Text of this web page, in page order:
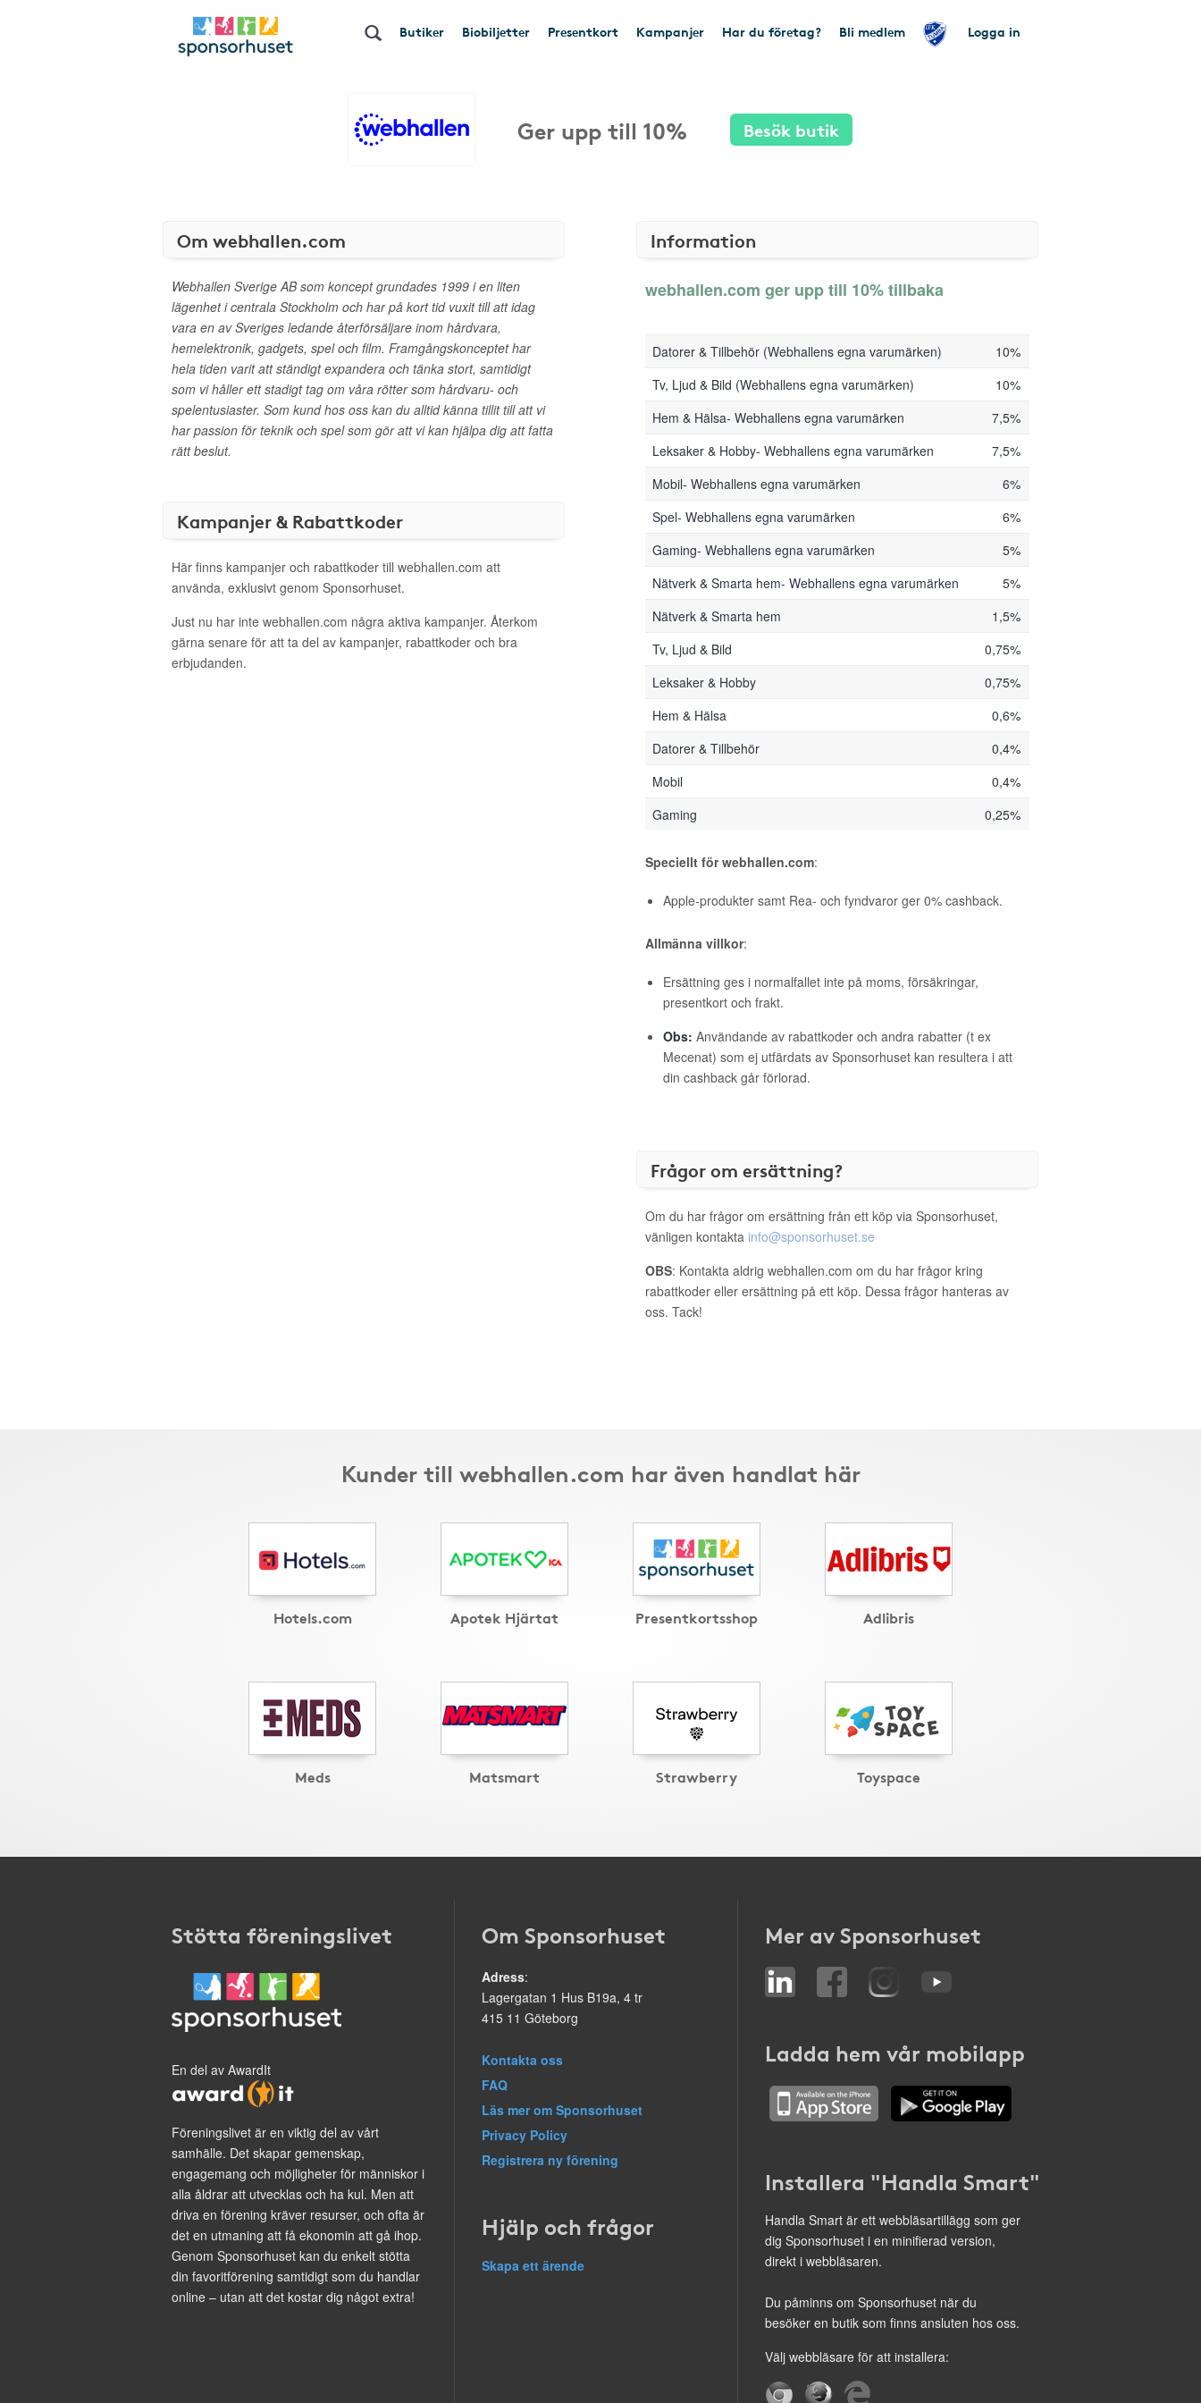
Butiker Biobiljetter Presentkort Kampanjer Har du företag? Bli medlem Logga in
Ger upp till 10% Besök butik
Om webhallen.com
Webhallen Sverige AB som koncept grundades 1999 i en liten
lägenhet i centrala Stockholm och har på kort tid vuxit till att idag
vara en av Sveriges ledande återförsäljare inom hårdvara,
hemelektronik, gadgets, spel och film. Framgångskonceptet har
hela tiden varit att ständigt expandera och tänka stort, samtidigt
som vi håller ett stadigt tag om våra rötter som hårdvaru- och
spelentusiaster. Som kund hos oss kan du alltid känna tillit till att vi
har passion för teknik och spel som gör att vi kan hjälpa dig att fatta
rätt beslut.
Kampanjer & Rabattkoder
Här finns kampanjer och rabattkoder till webhallen.com att
använda, exklusivt genom Sponsorhuset.
Just nu har inte webhallen.com några aktiva kampanjer. Återkom
gärna senare för att ta del av kampanjer, rabattkoder och bra
erbjudanden.
Information
webhallen.com ger upp till 10% tillbaka
Datorer & Tillbehör (Webhallens egna varumärken)
10%
Tv, Ljud & Bild (Webhallens egna varumärken)
10%
Hem & Hälsa- Webhallens egna varumärken
7,5%
Leksaker & Hobby- Webhallens egna varumärken
7,5%
Mobil- Webhallens egna varumärken
6%
Spel- Webhallens egna varumärken
6%
Gaming- Webhallens egna varumärken
5%
Nätverk & Smarta hem- Webhallens egna varumärken
5%
Nätverk & Smarta hem
1,5%
Tv, Ljud & Bild
0,75%
Leksaker & Hobby
0,75%
Hem & Hälsa
0,6%
Datorer & Tillbehör
0,4%
Mobil
0,4%
Gaming
0,25%
Speciellt för webhallen.com:
Apple-produkter samt Rea- och fyndvaror ger 0% cashback.
Allmänna villkor:
Ersättning ges i normalfallet inte på moms, försäkringar,
presentkort och frakt.
Obs: Användande av rabattkoder och andra rabatter (t ex
Mecenat) som ej utfärdats av Sponsorhuset kan resultera i att
din cashback går förlorad.
Frågor om ersättning?
Om du har frågor om ersättning från ett köp via Sponsorhuset,
vänligen kontakta info@sponsorhuset.se
OBS: Kontakta aldrig webhallen.com om du har frågor kring
rabattkoder eller ersättning på ett köp. Dessa frågor hanteras av
oss. Tack!
Kunder till webhallen.com har även handlat här
Hotels.com Apotek Hjärtat Presentkortsshop Adlibris
Meds Matsmart Strawberry Toyspace
Stötta föreningslivet
En del av AwardIt
Föreningslivet är en viktig del av vårt
samhälle. Det skapar gemenskap,
engagemang och möjligheter för människor i
alla åldrar att utvecklas och ha kul. Men att
driva en förening kräver resurser, och ofta är
det en utmaning att få ekonomin att gå ihop.
Genom Sponsorhuset kan du enkelt stötta
din favoritförening samtidigt som du handlar
online – utan att det kostar dig något extra!
Om Sponsorhuset
Adress:
Lagergatan 1 Hus B19a, 4 tr
415 11 Göteborg
Kontakta oss
FAQ
Läs mer om Sponsorhuset
Privacy Policy
Registrera ny förening
Hjälp och frågor
Skapa ett ärende
Mer av Sponsorhuset
Ladda hem vår mobilapp
Installera "Handla Smart"
Handla Smart är ett webbläsartillägg som ger
dig Sponsorhuset i en minifierad version,
direkt i webbläsaren.
Du påminns om Sponsorhuset när du
besöker en butik som finns ansluten hos oss.
Välj webbläsare för att installera: